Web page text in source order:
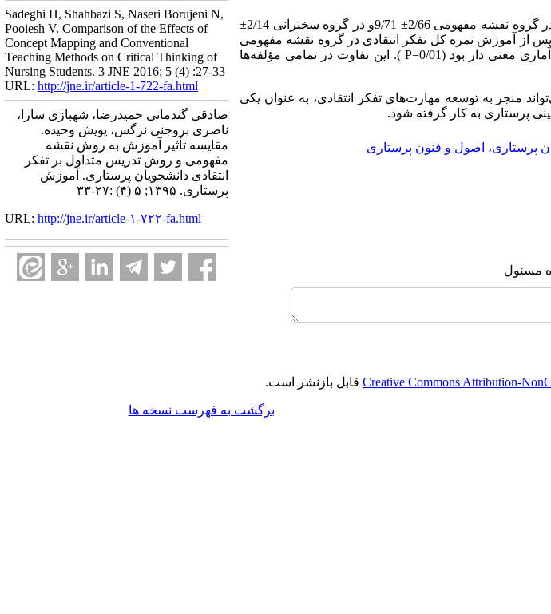
قبل از آموزش، میانگین و انحراف معیار نمره کل تفکر انتقادی در گروه نقشه مفهومی 2/66± 9/71و در گروه سخنرانی 2/14±
از آموزش نمره کل تفکر انتقادی در گروه نقشه مفهومی
P ‍). این تفاوت در تمامی مؤلفه‌ها
منجر به توسعه مهارت‌های تفکر انتقادی، به عنوان یکی
پرستاری به کار گرفته شود.
پرستاری، اصول و فنون پرستاری
مسئول
Sadeghi H, Shahbazi S, Naseri Borujeni N,
Pooiesh V. Comparison of the Effects of
Concept Mapping and Conventional
Teaching Methods on Critical Thinking of
Nursing Students. 3 JNE 2016; 5 (4) :27-33
URL: http://jne.ir/article-1-722-fa.html
صادقی گندمانی حمیدرضا، شهبازی سارا،
ناصری بروجنی نرگس، پویش وحیده.
مقایسه تأثیر آموزش به روش نقشه
مفهومی و روش تدریس متداول بر تفکر
انتقادی دانشجویان پرستاری. آموزش
پرستاری. ۱۳۹۵; ۵ (۴) :۲۷-۳۳
URL: http://jne.ir/article-۱-۷۲۲-fa.html
Creative Commons Attribution- قابل بازنشر است.
برگشت به فهرست نسخه ها